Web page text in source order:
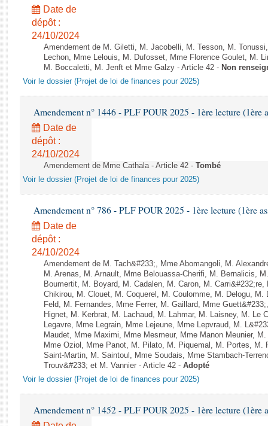
Date de
dépôt :
24/10/2024
Amendement de M. Giletti, M. Jacobelli, M. Tesson, M.
Lechon, Mme Lelouis, M. Dufosset, Mme Florence Goulet, M.
M. Boccaletti, M. Jenft et Mme Galzy - Article 42 - Non
Voir le dossier (Projet de loi de finances pour 2025)
Amendement n° 1446 - PLF POUR 2025 - 1ère lecture (1ère
Date de
dépôt :
24/10/2024
Amendement de Mme Cathala - Article 42 - Tombé
Voir le dossier (Projet de loi de finances pour 2025)
Amendement n° 786 - PLF POUR 2025 - 1ère lecture (1ère
Date de
dépôt :
24/10/2024
Amendement de M. Tach&#233;, Mme Abomangoli, M.
M. Arenas, M. Arnault, Mme Belouassa-Cherifi, M. Bernalicis,
Boumertit, M. Boyard, M. Cadalen, M. Caron, M.
Chikirou, M. Clouet, M. Coquerel, M. Coulomme, M. Delogu, M.
Feld, M. Fernandes, Mme Ferrer, M. Gaillard, Mme
Hignet, M. Kerbrat, M. Lachaud, M. Lahmar, M. Laisney, M. Le
Legavre, Mme Legrain, Mme Lejeune, Mme Lepvraud, M.
Maudet, Mme Maximi, Mme Mesmeur, Mme Manon Meunier,
Mme Oziol, Mme Panot, M. Pilato, M. Piquemal, M. Portes, M.
Saint-Martin, M. Saintoul, Mme Soudais, Mme Stambach-
Trouv&#233; et M. Vannier - Article 42 - Adopté
Voir le dossier (Projet de loi de finances pour 2025)
Amendement n° 1452 - PLF POUR 2025 - 1ère lecture (1ère